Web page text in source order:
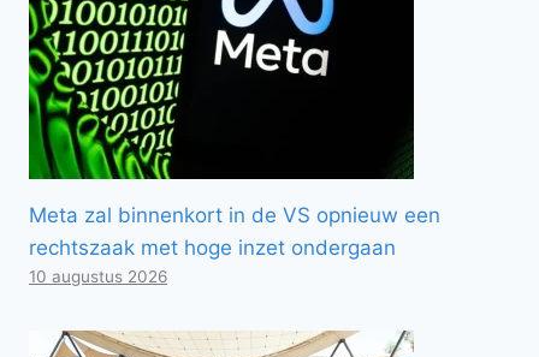
Meta zal binnenkort in de VS opnieuw een
rechtszaak met hoge inzet ondergaan
10 augustus 2026